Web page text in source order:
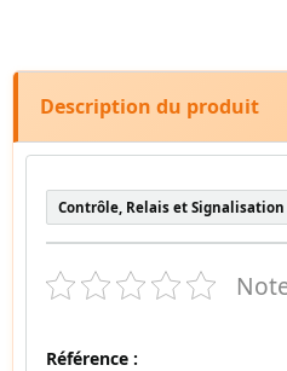
Description du produit
Contrôle, Relais et Signalisation
Référence :